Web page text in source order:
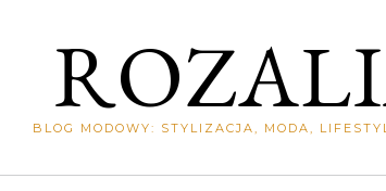
BLOG MODOWY: STYLIZACJA, MODA,